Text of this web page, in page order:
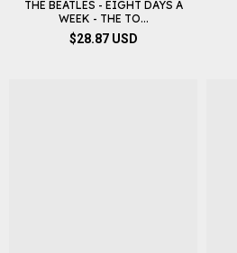
THE BEATLES - EIGHT DAYS A
WEEK - THE TO...
$28.87 USD